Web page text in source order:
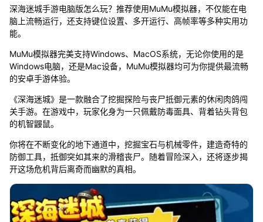
深海迷城手游电脑版怎么玩？推荐使用MuMu模拟器，不仅能在电
脑上流畅运行，还支持键位设置、多开运行、高帧率等多种实用功
能。
MuMu模拟器完美支持Windows、MacOS系统，无论你使用的是
Windows电脑，还是Mac设备，MuMu模拟器均可为你提供最流畅
的安卓手游体验。
《深海迷城》是一款融合了挖掘探险与丧尸抵御元素的休闲肉鸽闯
关手游。在游戏中，玩家化身为一只佩戴防毒面具、背着钻头背包
的机智鼹鼠。
你将在不断变化的地下通道中，挖掘宝石与机械零件，建造奇特的
防御工具，抵御突如其来的滑稽丧尸。随着冒险深入，还将逐步揭
开这场危机背后离奇而幽默的真相。